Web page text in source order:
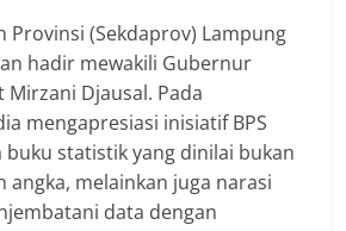
Provinsi (Sekdaprov) Lampung
hadir mewakili Gubernur
Mirzani Djausal. Pada
mengapresiasi inisiatif BPS
statistik yang dinilai bukan
angka, melainkan juga narasi
data dengan